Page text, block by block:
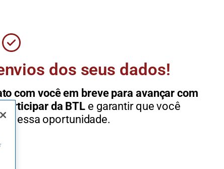
dos seus dados!
com você em breve para avançar com
participar da BTL e garantir que você
essa oportunidade.